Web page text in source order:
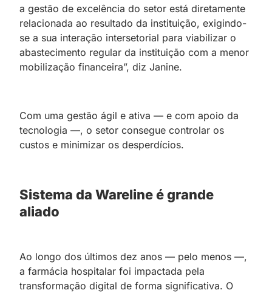
a gestão de excelência do setor está diretamente
relacionada ao resultado da instituição, exigindo-
se a sua interação intersetorial para viabilizar o
abastecimento regular da instituição com a menor
mobilização financeira”, diz Janine.
Com uma gestão ágil e ativa — e com apoio da
tecnologia —, o setor consegue controlar os
custos e minimizar os desperdícios.
Sistema da Wareline é grande
aliado
Ao longo dos últimos dez anos — pelo menos —,
a farmácia hospitalar foi impactada pela
transformação digital de forma significativa. O